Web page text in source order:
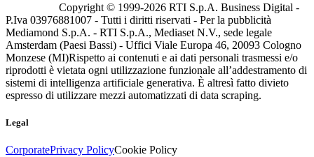
Copyright © 1999-2026 RTI S.p.A. Business Digital -
P.Iva 03976881007 - Tutti i diritti riservati - Per la pubblicità
Mediamond S.p.A. - RTI S.p.A., Mediaset N.V., sede legale
Amsterdam (Paesi Bassi) - Uffici Viale Europa 46, 20093 Cologno
Monzese (MI)Rispetto ai contenuti e ai dati personali trasmessi e/o
riprodotti è vietata ogni utilizzazione funzionale all’addestramento di
sistemi di intelligenza artificiale generativa. È altresì fatto divieto
espresso di utilizzare mezzi automatizzati di data scraping.
Legal
CorporatePrivacy PolicyCookie Policy